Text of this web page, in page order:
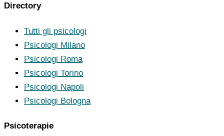
Directory
Tutti gli psicologi
Psicologi Milano
Psicologi Roma
Psicologi Torino
Psicologi Napoli
Psicologi Bologna
Psicoterapie